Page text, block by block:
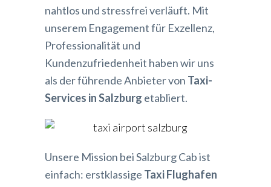
nahtlos und stressfrei verläuft. Mit
unserem Engagement für Exzellenz,
Professionalität und
Kundenzufriedenheit haben wir uns
als der führende Anbieter von Taxi-
Services in Salzburg etabliert.
Unsere Mission bei Salzburg Cab ist
einfach: erstklassige Taxi Flughafen